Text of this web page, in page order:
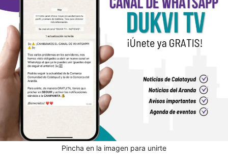
Pincha en la imagen para unirte